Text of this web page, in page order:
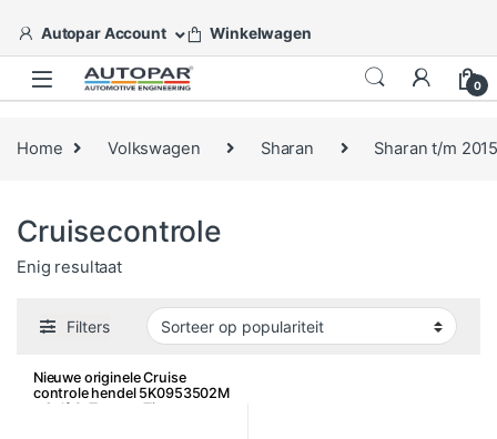
Autopar Account Winkelwagen
0
Home Volkswagen Sharan Sharan t/m
Cruisecontrole
Enig resultaat
Filters
Nieuwe originele Cruise
controle hendel 5K0953502M
– Golf 6, Touran, Tiguan,